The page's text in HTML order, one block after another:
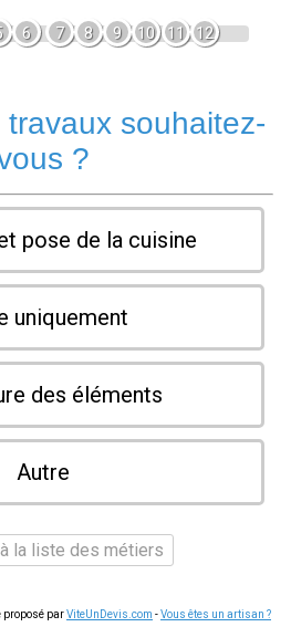
6 7 8 9 10 11 12
souhaitez-
?
pose de la cuisine
uniquement
des éléments
Autre
à la liste des métiers
proposé parViteUnDevis.com -Vous êtes un artisan ?